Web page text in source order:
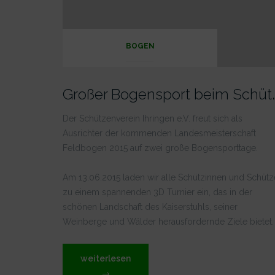
BOGEN
roßer
Der Schützenverein Ihringen e.V. freut sich als
Ausrichter der kommenden Landesmeisterschaft
Feldbogen 2015 auf zwei große Bogensporttage.
Am 13.06.2015 laden wir alle Schützinnen und
zu einem spannenden 3D Turnier ein, das in der
schönen Landschaft des Kaiserstuhls, seiner
Weinberge und Wälder herausfordernde Ziele bietet.
„Großer
Bogensport
weiterlesen